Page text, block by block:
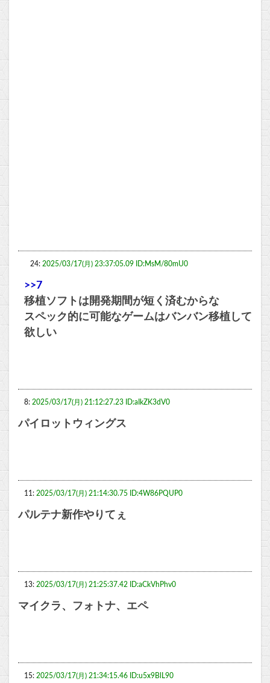
24: 2025/03/17(月) 23:37:05.09 ID:MsM/80mU0
>>7
移植ソフトは開発期間が短く済むからな
スペック的に可能なゲームはバンバン移植して
欲しい
8: 2025/03/17(月) 21:12:27.23 ID:aIkZK3dV0
パイロットウィングス
11: 2025/03/17(月) 21:14:30.75 ID:4W86PQUP0
パルテナ新作やりてぇ
13: 2025/03/17(月) 21:25:37.42 ID:aCkVhPhv0
マイクラ、フォトナ、エペ
15: 2025/03/17(月) 21:34:15.46 ID:u5x9BlL90